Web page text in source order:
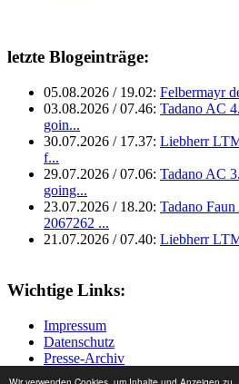
letzte Blogeinträge:
05.08.2026 / 19.02: Felbermayr
03.08.2026 / 07.46: Tadano AC
goin...
30.07.2026 / 17.37: Liebherr
f...
29.07.2026 / 07.06: Tadano AC
going...
23.07.2026 / 18.20: Tadano
2067262 ...
21.07.2026 / 07.40: Liebherr
Wichtige Links:
Impressum
Datenschutz
Presse-Archiv